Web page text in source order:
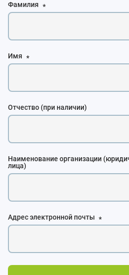
Фамилия *
Имя *
Отчество (при наличии)
Наименование организации
лица)
Адрес электронной почты *